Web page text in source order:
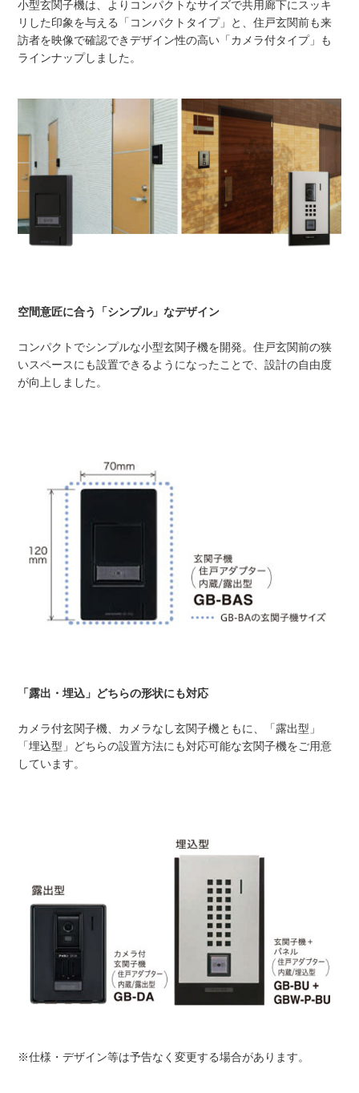
小型玄関子機は、よりコンパクトなサイズで共用廊下にスッキ
リした印象を与える「コンパクトタイプ」と、住戸玄関前も来
訪者を映像で確認できデザイン性の高い「カメラ付タイプ」も
ラインナップしました。
空間意匠に合う「シンプル」なデザイン
コンパクトでシンプルな小型玄関子機を開発。住戸玄関前の狭
いスペースにも設置できるようになったことで、設計の自由度
が向上しました。
「露出・埋込」どちらの形状にも対応
カメラ付玄関子機、カメラなし玄関子機ともに、「露出型」
「埋込型」どちらの設置方法にも対応可能な玄関子機をご用意
しています。
※仕様・デザイン等は予告なく変更する場合があります。